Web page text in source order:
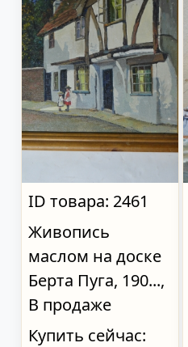
ID товара: 2461
Живопись
маслом на доске
Берта Пуга, 190...,
В продаже
Купить сейчас: